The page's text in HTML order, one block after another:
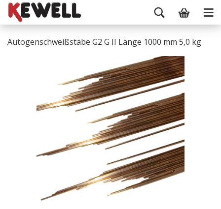
Autogenschweißstäbe G2 G II Länge 1000 mm 5,0 kg